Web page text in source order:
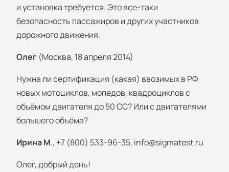
и установка требуется. Это все-таки
безопасность пассажиров и других участников
дорожного движения.
Олег (Москва, 18 апреля 2014)
Нужна ли сертификация (какая) ввозимых в РФ
новых мотоциклов, мопедов, квадроциклов с
объёмом двигателя до 50 СС? Или с двигателями
большего объёма?
Ирина М., +7 (800) 533-96-35, info@sigmatest.ru
Олег, добрый день!